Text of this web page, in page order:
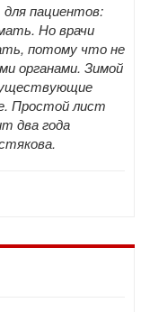
пациентов:
Но врачи
потому что не
органами. Зимой
Простой лист
два года